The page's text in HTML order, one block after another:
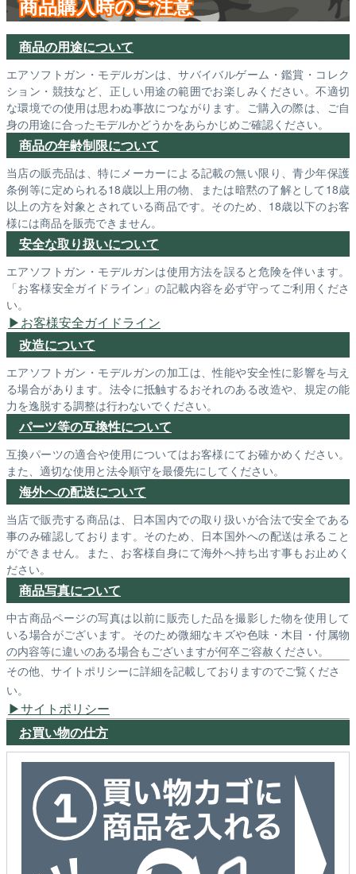
商品購入時のご注意
商品の用途について
エアソフトガン・モデルガンは、サバイバルゲーム・鑑賞・コレク
ション・競技など、正しい用途の範囲でお楽しみください。不適切
な環境での使用は思わぬ事故につながります。ご購入の際は、ご自
身の用途に合ったモデルかどうかをあらかじめご確認ください。
商品の年齢制限について
当店の販売品は、特にメーカーによる記載の無い限り、青少年保護
条例等に定められる18歳以上用の物、または暗黙の了解として18歳
以上の方を対象とされている商品です。そのため、18歳以下のお客
様には商品を販売できません。
安全な取り扱いについて
エアソフトガン・モデルガンは使用方法を誤ると危険を伴います。
「お客様安全ガイドライン」の記載内容を必ず守ってご利用くださ
い。
お客様安全ガイドライン
改造について
エアソフトガン・モデルガンの加工は、性能や安全性に影響を与え
る場合があります。法令に抵触するおそれのある改造や、規定の能
力を逸脱する調整は行わないでください。
パーツ等の互換性について
互換パーツの適合や使用についてはお客様にてお確かめください。
また、適切な使用と法令順守を最優先にしてください。
海外への配送について
当店で販売する商品は、日本国内での取り扱いが合法で安全である
事のみ確認しております。そのため、日本国外への配送は承ること
ができません。また、お客様自身にて海外へ持ち出す事もお止めく
ださい。
商品写真について
中古商品ページの写真は以前に販売した品を撮影した物を使用して
いる場合がございます。そのため微細なキズや色味・木目・付属物
の内容等に違いのある場合もございますが何卒ご容赦ください。
その他、サイトポリシーに詳細を記載しておりますのでご覧くださ
い。
サイトポリシー
お買い物の仕方